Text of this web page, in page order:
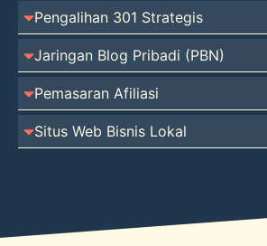
Pengalihan 301 Strategis
Jaringan Blog Pribadi (PBN)
Pemasaran Afiliasi
Situs Web Bisnis Lokal